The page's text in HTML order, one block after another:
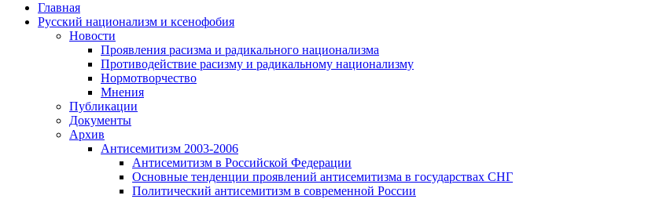
Главная
Русский национализм и ксенофобия
Новости
Проявления расизма и радикального национализма
Противодействие расизму и радикальному национализму
Нормотворчество
Мнения
Публикации
Документы
Архив
Антисемитизм 2003-2006
Антисемитизм в Российской Федерации
Основные тенденции проявлений антисемитизма в государствах СНГ
Политический антисемитизм в современной России